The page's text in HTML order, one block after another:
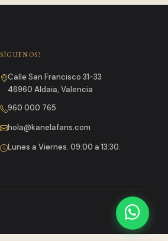
SÍGUENOS!
Calle San Francisco 31-33
46960 Aldaia, Valencia
960 000 765
hola@kanelafans.com
Lunes a Viernes. 09:00 a 13:30.